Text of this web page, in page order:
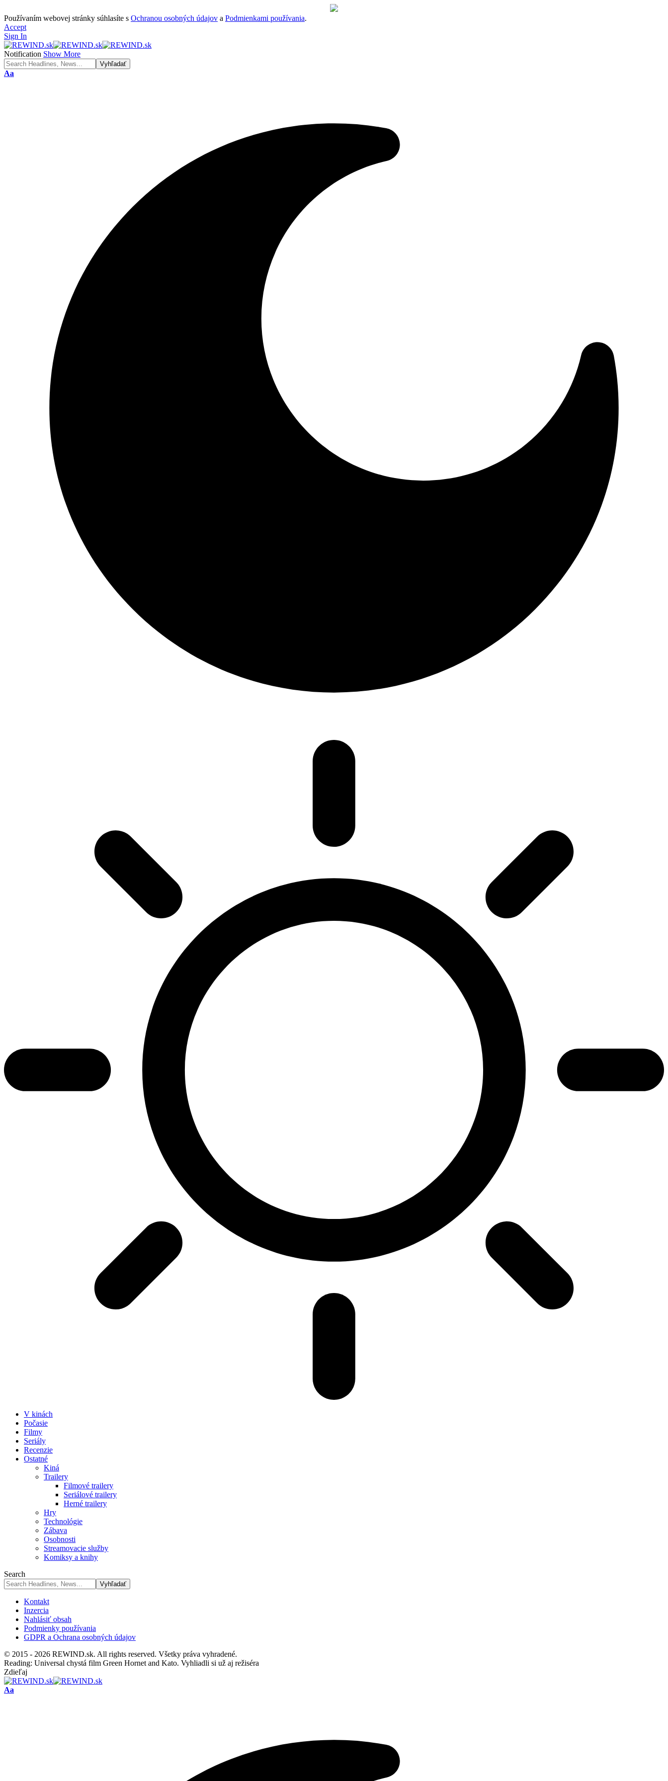
Používaním webovej stránky súhlasíte s Ochranou osobných údajov a Podmienkami používania.
Accept
Sign In
Notification Show More
Font
Aa
V kinách
Počasie
Filmy
Seriály
Recenzie
Ostatné
Kiná
Trailery
Filmové trailery
Seriálové trailery
Herné trailery
Hry
Technológie
Zábava
Osobnosti
Streamovacie služby
Komiksy a knihy
Search
Kontakt
Inzercia
Nahlásiť obsah
Podmienky používania
GDPR a Ochrana osobných údajov
© 2015 - 2026 REWIND.sk. All rights reserved. Všetky práva vyhradené.
Reading: Universal chystá film Green Hornet and Kato. Vyhliadli si už aj režiséra
Zdieľaj
Font
Aa